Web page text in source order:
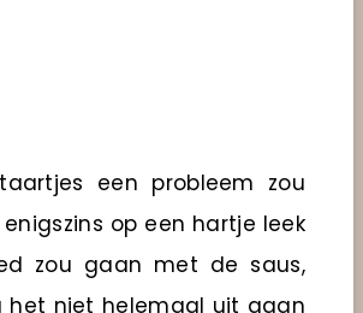
een probleem zou
op een hartje leek
zou gaan met de saus,
het niet helemaal uit gaan